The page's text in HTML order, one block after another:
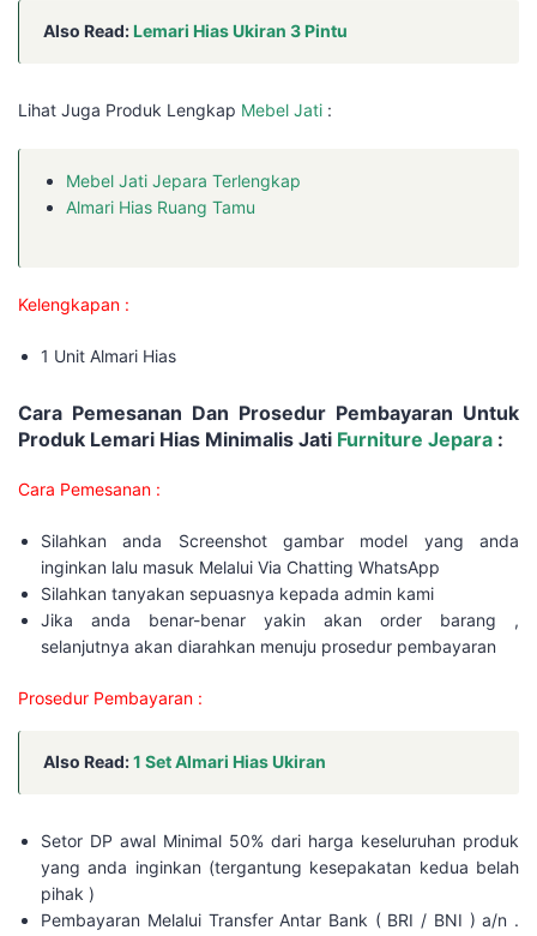
Also Read: Lemari Hias Ukiran 3 Pintu
Lihat Juga Produk Lengkap Mebel Jati :
Mebel Jati Jepara Terlengkap
Almari Hias Ruang Tamu
Kelengkapan :
1 Unit Almari Hias
Cara Pemesanan Dan Prosedur Pembayaran Untuk
Produk Lemari Hias Minimalis Jati Furniture Jepara :
Cara Pemesanan :
Silahkan anda Screenshot gambar model yang anda
inginkan lalu masuk Melalui Via Chatting WhatsApp
Silahkan tanyakan sepuasnya kepada admin kami
Jika anda benar-benar yakin akan order barang ,
selanjutnya akan diarahkan menuju prosedur pembayaran
Prosedur Pembayaran :
Also Read:1 Set Almari Hias Ukiran
Setor DP awal Minimal 50% dari harga keseluruhan produk
yang anda inginkan (tergantung kesepakatan kedua belah
pihak )
Pembayaran Melalui Transfer Antar Bank ( BRI / BNI ) a/n .